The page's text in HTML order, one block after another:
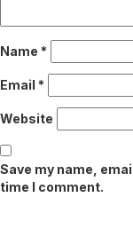
Name *
Email *
Website
Save my name,
time I comment.